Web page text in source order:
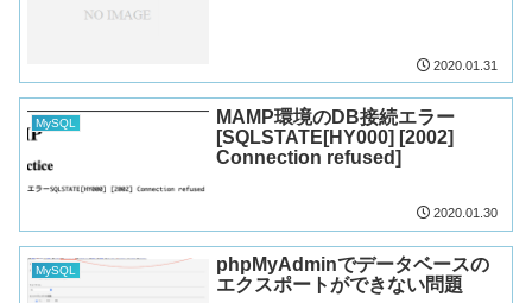
2020.01.31
MySQL
MAMP環境のDB接続エラー
[SQLSTATE[HY000] [2002]
Connection refused]
2020.01.30
MySQL
phpMyAdminでデータベースの
エクスポートができない問題